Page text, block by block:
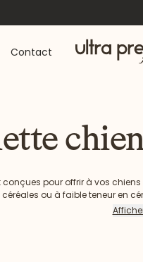
Contact Accueil
conçues pour offrir à vos
ou à faible teneur en
notre sélection de